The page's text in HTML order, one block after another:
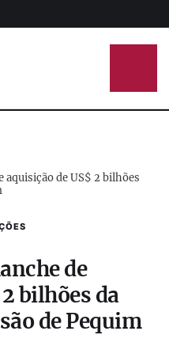
de US$ 2 bilhões
de
bilhões da
de Pequim